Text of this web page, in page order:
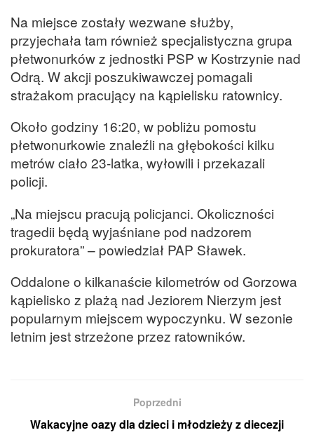
Na miejsce zostały wezwane służby,
przyjechała tam również specjalistyczna grupa
płetwonurków z jednostki PSP w Kostrzynie nad
Odrą. W akcji poszukiwawczej pomagali
strażakom pracujący na kąpielisku ratownicy.
Około godziny 16:20, w pobliżu pomostu
płetwonurkowie znaleźli na głębokości kilku
metrów ciało 23-latka, wyłowili i przekazali
policji.
„Na miejscu pracują policjanci. Okoliczności
tragedii będą wyjaśniane pod nadzorem
prokuratora” – powiedział PAP Sławek.
Oddalone o kilkanaście kilometrów od Gorzowa
kąpielisko z plażą nad Jeziorem Nierzym jest
popularnym miejscem wypoczynku. W sezonie
letnim jest strzeżone przez ratowników.
Poprzedni
Wakacyjne oazy dla dzieci i młodzieży z diecezji